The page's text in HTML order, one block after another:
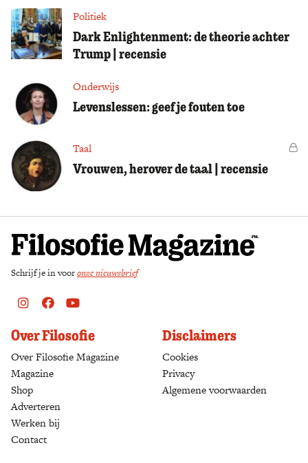
Politiek
Dark Enlightenment: de theorie achter
Trump | recensie
Onderwijs
Levenslessen: geef je fouten toe
Taal
Vrouwen, herover de taal | recensie
Schrijf je in vooronze nieuwsbrief
Instagram
FacebookYoutube
Over Filosofie
Over Filosofie Magazine
Magazine
Shop
Adverteren
Werken bij
Contact
Disclaimers
Cookies
Privacy
Algemene voorwaarden